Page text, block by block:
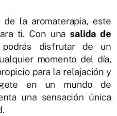
la aromaterapia, este
ti. Con unasalida de
disfrutar de un
momento del día,
para la relajación y
en un mundo de
una sensación única